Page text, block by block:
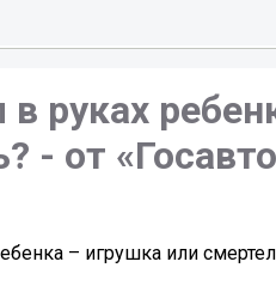
руках
- от
– игрушка или